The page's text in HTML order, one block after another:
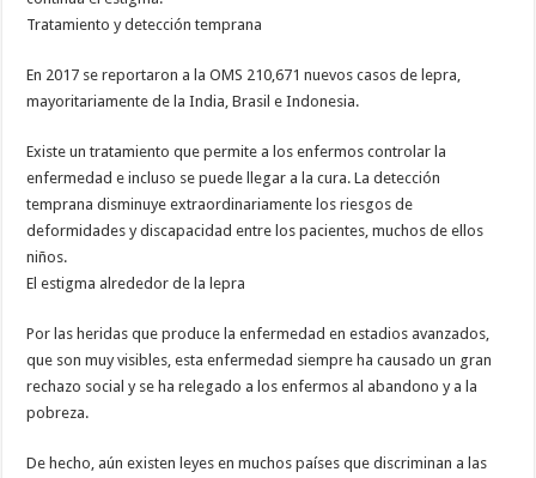
Tratamiento y detección temprana
En 2017 se reportaron a la OMS 210,671 nuevos casos de lepra,
mayoritariamente de la India, Brasil e Indonesia.
Existe un tratamiento que permite a los enfermos controlar la
enfermedad e incluso se puede llegar a la cura. La detección
temprana disminuye extraordinariamente los riesgos de
deformidades y discapacidad entre los pacientes, muchos de ellos
niños.
El estigma alrededor de la lepra
Por las heridas que produce la enfermedad en estadios avanzados,
que son muy visibles, esta enfermedad siempre ha causado un gran
rechazo social y se ha relegado a los enfermos al abandono y a la
pobreza.
De hecho, aún existen leyes en muchos países que discriminan a las